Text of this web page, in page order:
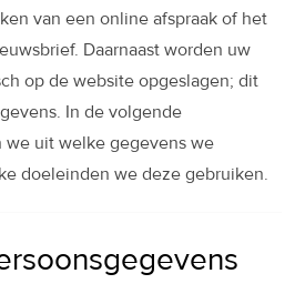
van een online afspraak of het
Daarnaast worden uw
op de website opgeslagen; dit
In de volgende
we uit welke gegevens we
doeleinden we deze gebruiken.